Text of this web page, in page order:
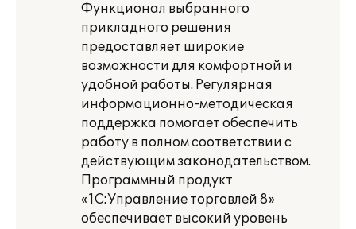
Функционал выбранного
прикладного решения
предоставляет широкие
возможности для комфортной и
удобной работы. Регулярная
информационно-методическая
поддержка помогает обеспечить
работу в полном соответствии с
действующим законодательством.
Программный продукт
«1С:Управление торговлей 8»
обеспечивает высокий уровень